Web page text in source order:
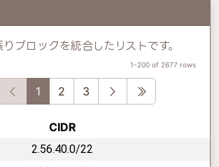
ブロックを統合したリストです。
1-200 of 2677 rows
Previous
1 2 3 Next Last
CIDR
2.56.40.0/22